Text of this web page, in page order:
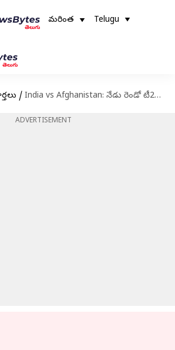
మరింత Telugu
/ India vs Afghanistan: నేడు రెండో టీ20.. సిరీస్‌పై కన్నేసిన టీమిండియా
ADVERTISEMENT